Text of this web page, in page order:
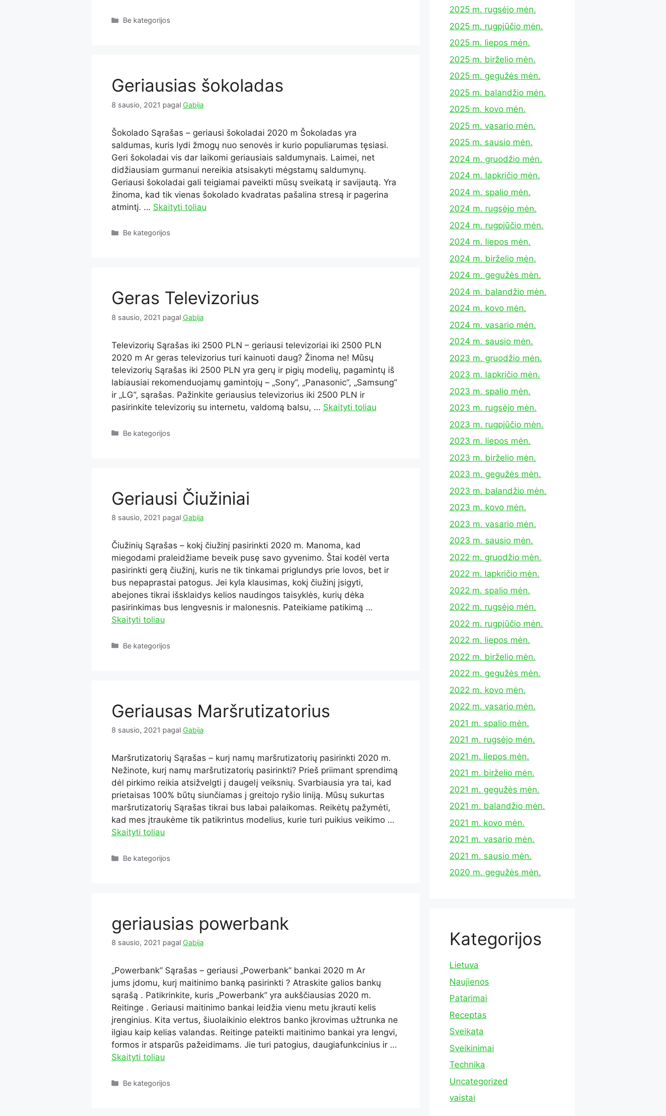
Kategorijos
Be kategorijos
Geriausias šokoladas
8 sausio, 2021 pagal Gabija
Šokolado Sąrašas – geriausi šokoladai 2020 m Šokoladas yra
saldumas, kuris lydi žmogų nuo senovės ir kurio populiarumas tęsiasi.
Geri šokoladai vis dar laikomi geriausiais saldumynais. Laimei, net
didžiausiam gurmanui nereikia atsisakyti mėgstamų saldumynų.
Geriausi šokoladai gali teigiamai paveikti mūsų sveikatą ir savijautą. Yra
žinoma, kad tik vienas šokolado kvadratas pašalina stresą ir pagerina
atmintį. … Skaityti toliau
Kategorijos
Be kategorijos
Geras Televizorius
8 sausio, 2021 pagal Gabija
Televizorių Sąrašas iki 2500 PLN – geriausi televizoriai iki 2500 PLN
2020 m Ar geras televizorius turi kainuoti daug? Žinoma ne! Mūsų
televizorių Sąrašas iki 2500 PLN yra gerų ir pigių modelių, pagamintų iš
labiausiai rekomenduojamų gamintojų – „Sony“, „Panasonic“, „Samsung“
ir „LG“, sąrašas. Pažinkite geriausius televizorius iki 2500 PLN ir
pasirinkite televizorių su internetu, valdomą balsu, … Skaityti toliau
Kategorijos
Be kategorijos
Geriausi Čiužiniai
8 sausio, 2021 pagal Gabija
Čiužinių Sąrašas – kokį čiužinį pasirinkti 2020 m. Manoma, kad
miegodami praleidžiame beveik pusę savo gyvenimo. Štai kodėl verta
pasirinkti gerą čiužinį, kuris ne tik tinkamai priglundys prie lovos, bet ir
bus nepaprastai patogus. Jei kyla klausimas, kokį čiužinį įsigyti,
abejones tikrai išsklaidys kelios naudingos taisyklės, kurių dėka
pasirinkimas bus lengvesnis ir malonesnis. Pateikiame patikimą …
Skaityti toliau
Kategorijos
Be kategorijos
Geriausas Maršrutizatorius
8 sausio, 2021 pagal Gabija
Maršrutizatorių Sąrašas – kurį namų maršrutizatorių pasirinkti 2020 m.
Nežinote, kurį namų maršrutizatorių pasirinkti? Prieš priimant sprendimą
dėl pirkimo reikia atsižvelgti į daugelį veiksnių. Svarbiausia yra tai, kad
prietaisas 100% būtų siunčiamas į greitojo ryšio liniją. Mūsų sukurtas
maršrutizatorių Sąrašas tikrai bus labai palaikomas. Reikėtų pažymėti,
kad mes įtraukėme tik patikrintus modelius, kurie turi puikius veikimo …
Skaityti toliau
Kategorijos
Be kategorijos
geriausias powerbank
8 sausio, 2021 pagal Gabija
„Powerbank“ Sąrašas – geriausi „Powerbank“ bankai 2020 m Ar
jums įdomu, kurį maitinimo banką pasirinkti ? Atraskite galios bankų
sąrašą . Patikrinkite, kuris „Powerbank“ yra aukščiausias 2020 m.
Reitinge . Geriausi maitinimo bankai leidžia vienu metu įkrauti kelis
įrenginius. Kita vertus, šiuolaikinio elektros banko įkrovimas užtrunka ne
ilgiau kaip kelias valandas. Reitinge pateikti maitinimo bankai yra lengvi,
formos ir atsparūs pažeidimams. Jie turi patogius, daugiafunkcinius ir …
Skaityti toliau
Kategorijos
Be kategorijos
2025 m. rugsėjo mėn.
2025 m. rugpjūčio mėn.
2025 m. liepos mėn.
2025 m. birželio mėn.
2025 m. gegužės mėn.
2025 m. balandžio mėn.
2025 m. kovo mėn.
2025 m. vasario mėn.
2025 m. sausio mėn.
2024 m. gruodžio mėn.
2024 m. lapkričio mėn.
2024 m. spalio mėn.
2024 m. rugsėjo mėn.
2024 m. rugpjūčio mėn.
2024 m. liepos mėn.
2024 m. birželio mėn.
2024 m. gegužės mėn.
2024 m. balandžio mėn.
2024 m. kovo mėn.
2024 m. vasario mėn.
2024 m. sausio mėn.
2023 m. gruodžio mėn.
2023 m. lapkričio mėn.
2023 m. spalio mėn.
2023 m. rugsėjo mėn.
2023 m. rugpjūčio mėn.
2023 m. liepos mėn.
2023 m. birželio mėn.
2023 m. gegužės mėn.
2023 m. balandžio mėn.
2023 m. kovo mėn.
2023 m. vasario mėn.
2023 m. sausio mėn.
2022 m. gruodžio mėn.
2022 m. lapkričio mėn.
2022 m. spalio mėn.
2022 m. rugsėjo mėn.
2022 m. rugpjūčio mėn.
2022 m. liepos mėn.
2022 m. birželio mėn.
2022 m. gegužės mėn.
2022 m. kovo mėn.
2022 m. vasario mėn.
2021 m. spalio mėn.
2021 m. rugsėjo mėn.
2021 m. liepos mėn.
2021 m. birželio mėn.
2021 m. gegužės mėn.
2021 m. balandžio mėn.
2021 m. kovo mėn.
2021 m. vasario mėn.
2021 m. sausio mėn.
2020 m. gegužės mėn.
Kategorijos
Lietuva
Naujienos
Patarimai
Receptas
Sveikata
Sveikinimai
Technika
Uncategorized
vaistai